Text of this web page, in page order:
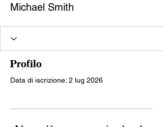
Michael Smith
Profilo
Data di iscrizione: 2 lug 2026